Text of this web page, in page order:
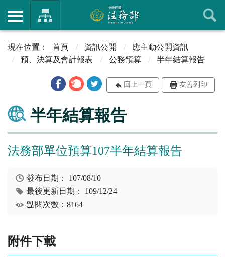
首頁 資訊公開
應主動公開資訊
預、決算及會計報表
公務預算 半年結算報告
回上一頁 友善列印
半年結算報告
法務部單位預算107半年結算報告
發布日期： 107/08/10
最後更新日期： 109/12/24
點閱次數：8164
附件下載